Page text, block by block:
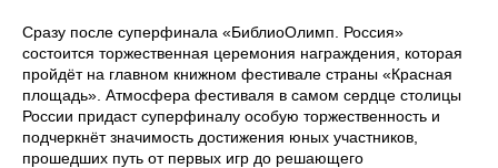
Сразу после суперфинала «БиблиоОлимп. Россия»
состоится торжественная церемония награждения, которая
пройдёт на главном книжном фестивале страны «Красная
площадь». Атмосфера фестиваля в самом сердце столицы
России придаст суперфиналу особую торжественность и
подчеркнёт значимость достижения юных участников,
прошедших путь от первых игр до решающего